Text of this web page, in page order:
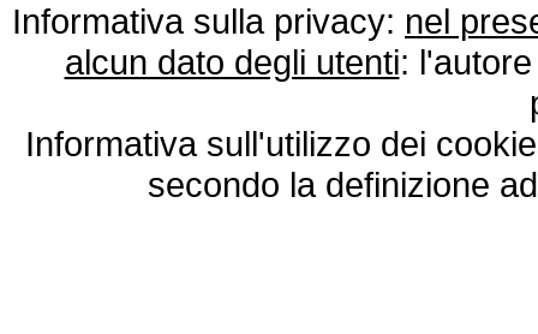
Informativa sulla privacy: nel
alcun dato degli utenti:
Informativa sull'utilizzo dei
secondo la definizione